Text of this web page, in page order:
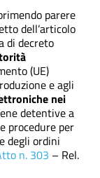
parere
dell’articolo
di decreto
(UE)
e agli
nei
detentive a
procedure per
degli ordini
n. 303 – Rel.